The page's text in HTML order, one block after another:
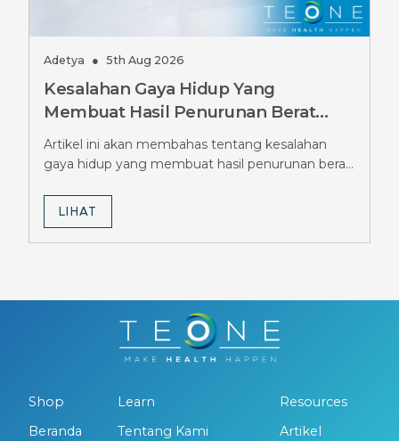
Adetya ● 5th Aug 2026
Kesalahan Gaya Hidup Yang
Membuat Hasil Penurunan Berat
Badan GLP-1 Terhambat, Wajib
Dihindari
Artikel ini akan membahas tentang kesalahan
gaya hidup yang membuat hasil penurunan berat
LIHAT
Shop
Beranda
Learn
Tentang Kami
Resources
Artikel